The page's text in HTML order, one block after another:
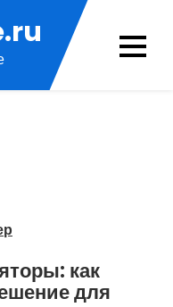
как
для